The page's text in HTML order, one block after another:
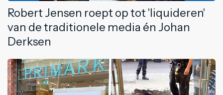
Robert Jensen roept op tot 'liquideren'
van de traditionele media én Johan
Derksen